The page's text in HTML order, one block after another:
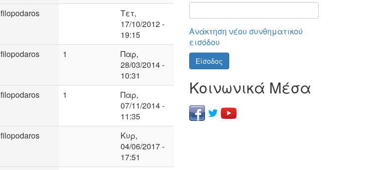
filopodaros
Τετ,
17/10/2012 -
19:15
filopodaros 1
Παρ,
28/03/2014 -
10:31
filopodaros 1
Παρ,
07/11/2014 -
11:35
filopodaros
Κυρ,
04/06/2017 -
17:51
Ανάκτηση νέου συνθηματικού
εισόδου
Είσοδος
Κοινωνικά Μέσα